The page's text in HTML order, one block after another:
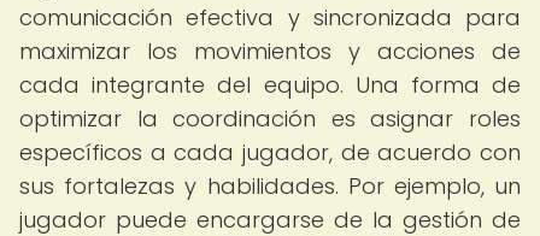
comunicación efectiva y sincronizada para
maximizar los movimientos y acciones de
cada integrante del equipo. Una forma de
optimizar la coordinación es asignar roles
específicos a cada jugador, de acuerdo con
sus fortalezas y habilidades. Por ejemplo, un
jugador puede encargarse de la gestión de